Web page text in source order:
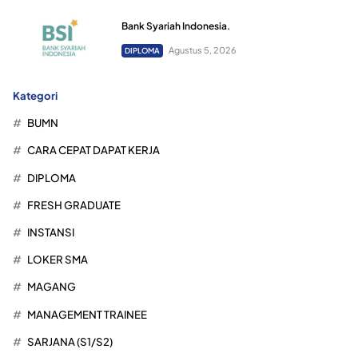
Bank Syariah Indonesia.
DIPLOMA Agustus 5, 2026
Kategori
BUMN
CARA CEPAT DAPAT KERJA
DIPLOMA
FRESH GRADUATE
INSTANSI
LOKER SMA
MAGANG
MANAGEMENT TRAINEE
SARJANA (S1/S2)